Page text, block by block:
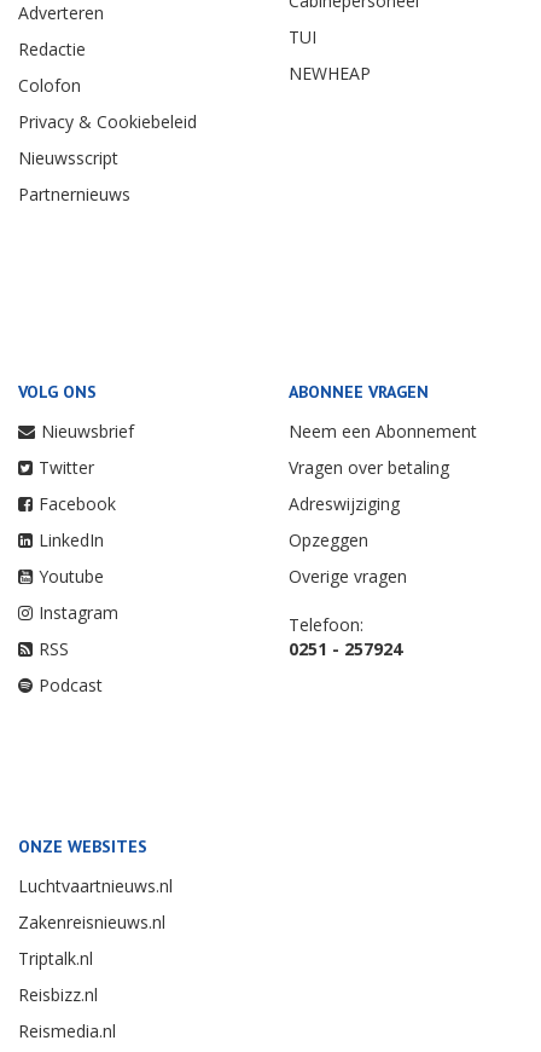
Adverteren
Redactie
Colofon
Privacy & Cookiebeleid
Nieuwsscript
Partnernieuws
TUI
NEWHEAP
VOLG ONS
Nieuwsbrief
Twitter
Facebook
LinkedIn
Youtube
Instagram
RSS
Podcast
ABONNEE VRAGEN
Neem een Abonnement
Vragen over betaling
Adreswijziging
Opzeggen
Overige vragen
Telefoon:
0251 - 257924
ONZE WEBSITES
Luchtvaartnieuws.nl
Zakenreisnieuws.nl
Triptalk.nl
Reisbizz.nl
Reismedia.nl